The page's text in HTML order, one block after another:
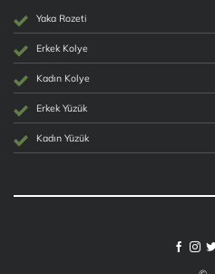
Yaka Rozeti
Erkek Kolye
Kadın Kolye
Erkek Yüzük
Kadın Yüzük